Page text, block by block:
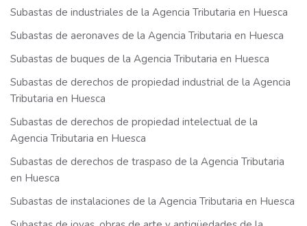
Subastas de industriales de la Agencia Tributaria en Huesca
Subastas de aeronaves de la Agencia Tributaria en Huesca
Subastas de buques de la Agencia Tributaria en Huesca
Subastas de derechos de propiedad industrial de la Agencia
Tributaria en Huesca
Subastas de derechos de propiedad intelectual de la
Agencia Tributaria en Huesca
Subastas de derechos de traspaso de la Agencia Tributaria
en Huesca
Subastas de instalaciones de la Agencia Tributaria en Huesca